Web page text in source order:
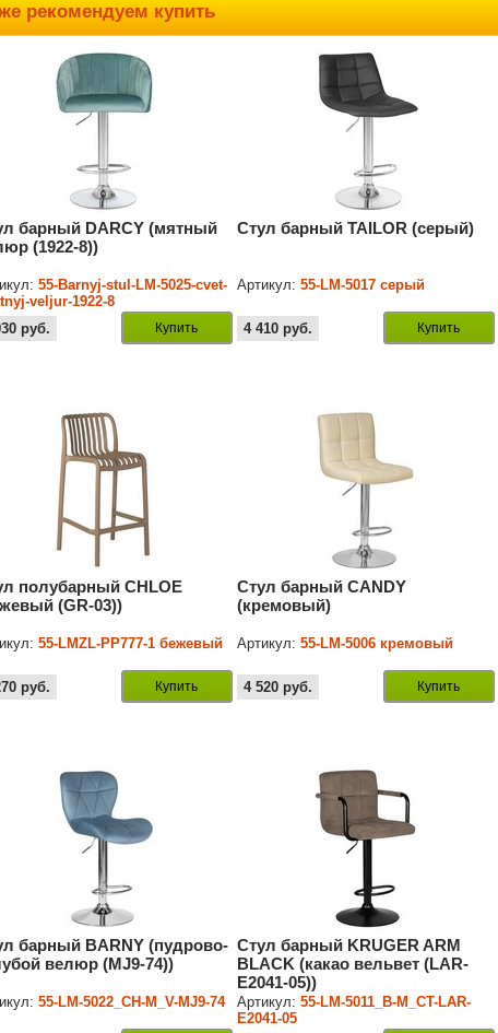
рекомендуем купить
барный DARCY (мятный
(1922-8))
55-Barnyj-stul-LM-5025-cvet-
veljur-1922-8
руб. Купить
Стул барный TAILOR (серый)
Артикул:55-LM-5017 серый
4 410 руб. Купить
полубарный CHLOE
(GR-03))
55-LMZL-PP777-1 бежевый
руб. Купить
Стул барный CANDY
(кремовый)
Артикул:55-LM-5006 кремовый
4 520 руб. Купить
барный BARNY (пудрово-
велюр (MJ9-74))
55-LM-5022_CH-M_V-MJ9-74
Стул барный KRUGER ARM
BLACK (какао вельвет (LAR-
E2041-05))
Артикул:55-LM-5011_B-M_CT-LAR-
E2041-05